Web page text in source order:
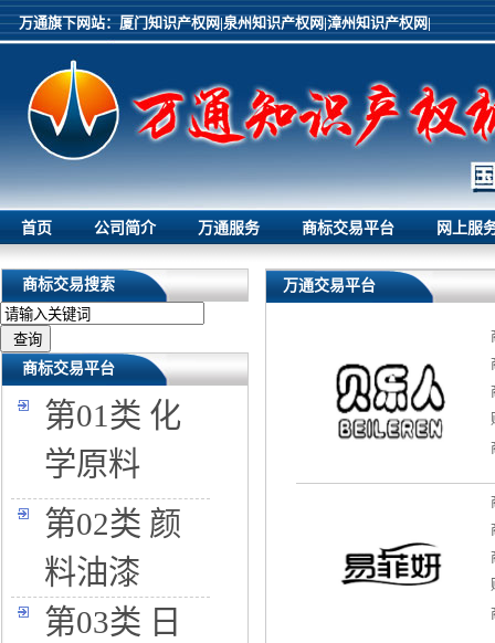
万通旗下网站：厦门知识产权网|泉州知识产权网|漳州知识产权网|
首页 公司简介 万通服务 商标交易平台 网上服
商标交易搜索
商标交易平台
第01类 化
学原料
第02类 颜
料油漆
第03类 日
万通交易平台